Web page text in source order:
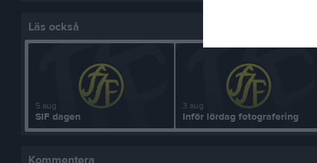
Läs också
5 aug
SIF dagen
3 aug
Inför lördag fotografering
Kommentera